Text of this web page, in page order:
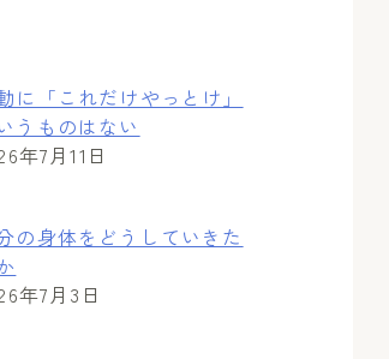
に「これだけやっとけ」
うものはない
年7月11日
の身体をどうしていきた
年7月3日